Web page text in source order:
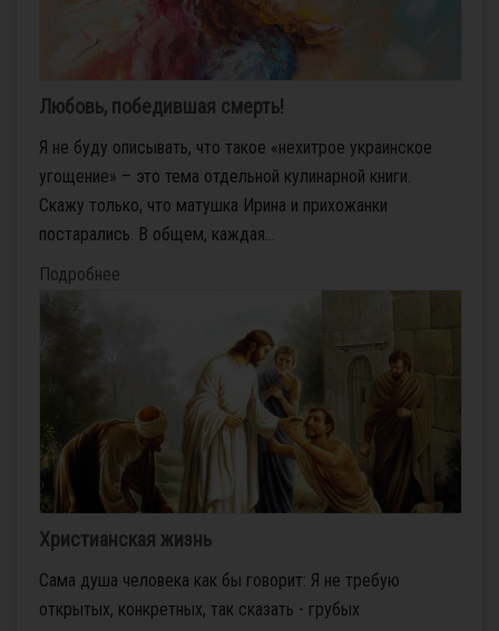
Любовь, победившая смерть!
Я не буду описывать, что такое «нехитрое украинское
угощение» – это тема отдельной кулинарной книги.
Скажу только, что матушка Ирина и прихожанки
постарались. В общем, каждая...
Подробнее
Христианская жизнь
Сама душа человека как бы говорит: Я не требую
открытых, конкретных, так сказать - грубых